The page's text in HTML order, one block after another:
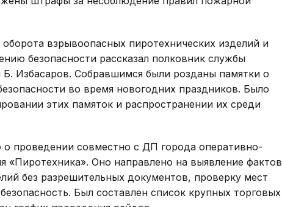
взрывоопасных пиротехнических изделий и
безопасности рассказал полковник службы
Избасаров. Собравшимся были розданы памятки о
во время новогодних праздников. Было
этих памяток и распространении их среди
о проведении совместно с ДП города оперативно-
«Пиротехника». Оно направлено на выявление фактов
без разрешительных документов, проверку мест
Был составлен список крупных торговых